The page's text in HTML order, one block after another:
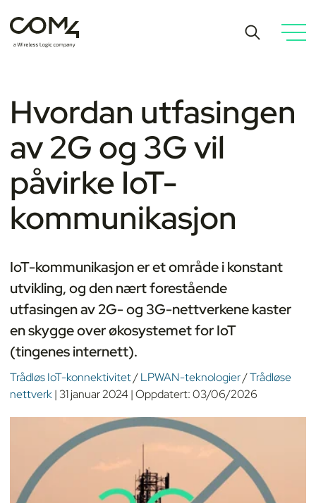
Hvordan utfasingen
av 2G og 3G vil
påvirke IoT-
kommunikasjon
IoT-kommunikasjon er et område i konstant
utvikling, og den nært forestående
utfasingen av 2G- og 3G-nettverkene kaster
en skygge over økosystemet for IoT
(tingenes internett).
Trådløs IoT-konnektivitet/LPWAN-teknologier/Trådløse
nettverk|31 januar 2024 |Oppdatert:03/06/2026